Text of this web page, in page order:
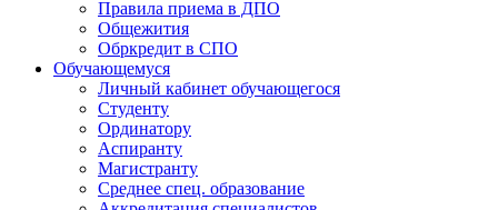
Правила приема в ДПО
Общежития
Обркредит в СПО
Обучающемуся
Личный кабинет обучающегося
Студенту
Ординатору
Аспиранту
Магистранту
Среднее спец. образование